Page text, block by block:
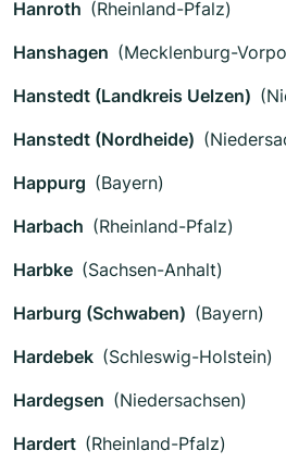
Hanroth (Rheinland-Pfalz)
Hanshagen (Mecklenburg-
Hanstedt (Landkreis Uelzen)
Hanstedt (Nordheide)
Happurg (Bayern)
Harbach (Rheinland-Pfalz)
Harbke (Sachsen-Anhalt)
Harburg (Schwaben) (Bayern)
Hardebek (Schleswig-Holstein)
Hardegsen (Niedersachsen)
Hardert (Rheinland-Pfalz)